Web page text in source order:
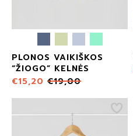
PLONOS VAIKIŠKOS
“ŽIOGO” KELNĖS
€15,20 €19,00